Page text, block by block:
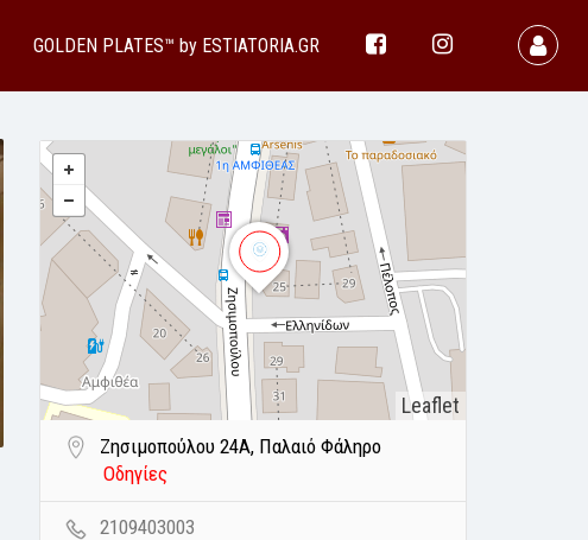
GOLDEN PLATES™ by ESTIATORIA.GR
Leaflet
Ζησιμοπούλου 24Α, Παλαιό Φάληρο
Οδηγίες
2109403003